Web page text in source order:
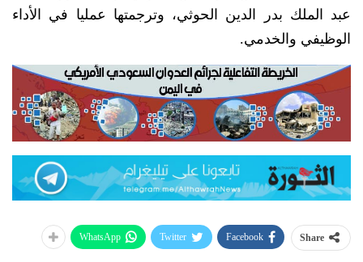
عبد الملك بدر الدين الحوثي، وترجمتها عمليا في الأداء
الوظيفي والخدمي.
Share
Facebook
Twitter
WhatsApp